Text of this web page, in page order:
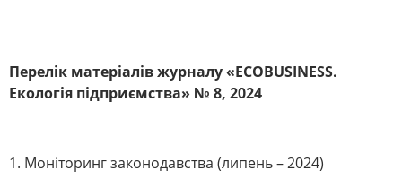
Перелік матеріалів журналу «ECOBUSINESS.
Екологія підприємства» № 8, 2024
1. Моніторинг законодавства (липень – 2024)